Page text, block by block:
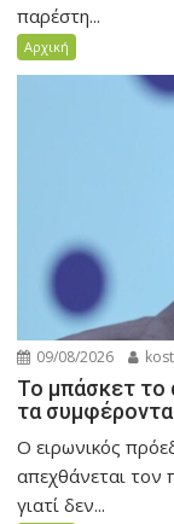
παρέστη...
Αρχική
09/08/2026
Το μπάσκετ το
τα
Ο ειρωνικός
απεχθάνεται τον
γιατί δεν...